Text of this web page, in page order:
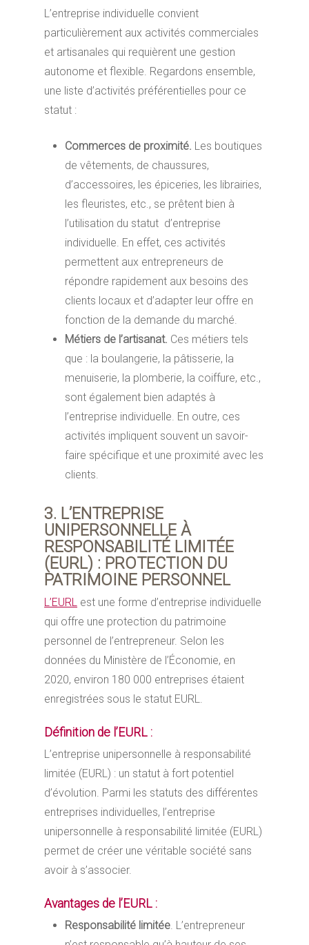
L’entreprise individuelle convient
particulièrement aux activités commerciales
et artisanales qui requièrent une gestion
autonome et flexible. Regardons ensemble,
une liste d’activités préférentielles pour ce
statut :
Commerces de proximité. Les boutiques
de vêtements, de chaussures,
d’accessoires, les épiceries, les librairies,
les fleuristes, etc., se prêtent bien à
l’utilisation du statut d’entreprise
individuelle. En effet, ces activités
permettent aux entrepreneurs de
répondre rapidement aux besoins des
clients locaux et d’adapter leur offre en
fonction de la demande du marché.
Métiers de l’artisanat. Ces métiers tels
que : la boulangerie, la pâtisserie, la
menuiserie, la plomberie, la coiffure, etc.,
sont également bien adaptés à
l’entreprise individuelle. En outre, ces
activités impliquent souvent un savoir-
faire spécifique et une proximité avec les
clients.
3. L’ENTREPRISE
UNIPERSONNELLE À
RESPONSABILITÉ LIMITÉE
(EURL) : PROTECTION DU
PATRIMOINE PERSONNEL
L’EURL est une forme d’entreprise individuelle
qui offre une protection du patrimoine
personnel de l’entrepreneur. Selon les
données du Ministère de l’Économie, en
2020, environ 180 000 entreprises étaient
enregistrées sous le statut EURL.
Définition de l’EURL :
L’entreprise unipersonnelle à responsabilité
limitée (EURL) : un statut à fort potentiel
d’évolution. Parmi les statuts des différentes
entreprises individuelles, l’entreprise
unipersonnelle à responsabilité limitée (EURL)
permet de créer une véritable société sans
avoir à s’associer.
Avantages de l’EURL :
Responsabilité limitée. L’entrepreneur